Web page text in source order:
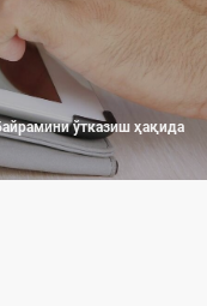
ўтказиш ҳақида